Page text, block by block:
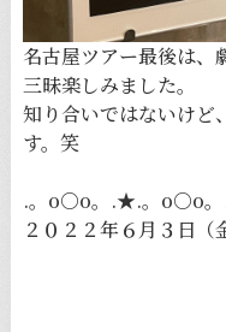
名古屋ツアー最後は、
三昧楽しみました。
知り合いではないけど
す。笑
.。o○o。.★.。o○o
２０２２年６月３日（